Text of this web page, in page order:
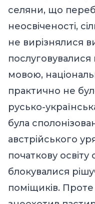
селяни, що
неосвіченості,
не вирізнялися
мовою,
практично не
русько-
була
австрійського
початкову
блокувалися
поміщиків.